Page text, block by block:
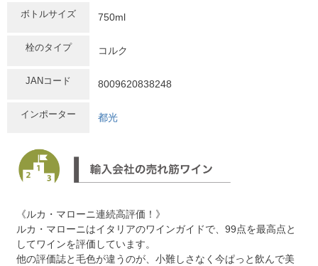
ボトルサイズ 750ml
栓のタイプ コルク
JANコード 8009620838248
インポーター 都光
《ルカ・マローニ連続高評価！》
ルカ・マローニはイタリアのワインガイドで、99点を最高点と
してワインを評価しています。
他の評価誌と毛色が違うのが、小難しさなく今ぱっと飲んで美